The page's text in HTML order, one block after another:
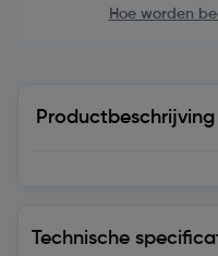
Hoe worden
Productbeschrijving
Technische